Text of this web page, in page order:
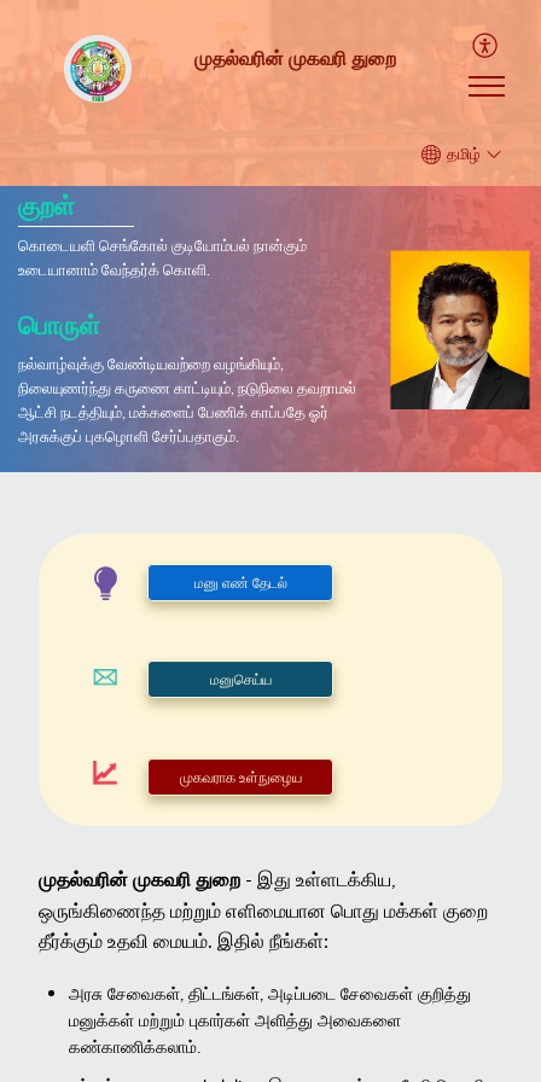
முதல்வரின் முகவரி துறை
தமிழ்
குறள்
கொடையளி செங்கோல் குடியோம்பல் நான்கும்
உடையானாம் வேந்தர்க் கொளி.
பொருள்
நல்வாழ்வுக்கு வேண்டியவற்றை வழங்கியும்,
நிலையுணர்ந்து கருணை காட்டியும், நடுநிலை தவறாமல்
ஆட்சி நடத்தியும், மக்களைப் பேணிக் காப்பதே ஓர்
அரசுக்குப் புகழொளி சேர்ப்பதாகும்.
மனு எண் தேடல்
மனுசெய்ய
முகவராக உள்நுழைய
முதல்வரின் முகவரி துறை - இது உள்ளடக்கிய,
ஒருங்கிணைந்த மற்றும் எளிமையான பொது மக்கள் குறை
தீர்க்கும் உதவி மையம். இதில் நீங்கள்:
அரசு சேவைகள், திட்டங்கள், அடிப்படை சேவைகள் குறித்து
மனுக்கள் மற்றும் புகார்கள் அளித்து அவைகளை
கண்காணிக்கலாம்.